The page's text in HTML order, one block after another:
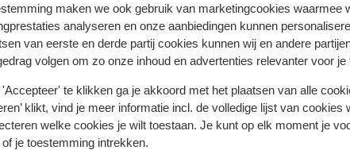
maken we ook gebruik van marketingcookies waarmee
analyseren en onze aanbiedingen kunnen
van eerste en derde partij cookies kunnen wij en andere
volgen om zo onze inhoud en advertenties relevanter voor je
'Accepteer' te klikken ga je akkoord met het plaatsen van alle
klikt, vind je meer informatie incl. de volledige lijst van cookies
welke cookies je wilt toestaan. Je kunt op elk moment je
je toestemming intrekken.
Fantastisch
1
De wifi was matig tot slecht
De wifi was matig tot slecht